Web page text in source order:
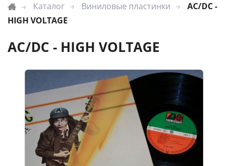
Каталог Виниловые пластинки
AC/DC -
HIGH VOLTAGE
AC/DC - HIGH VOLTAGE